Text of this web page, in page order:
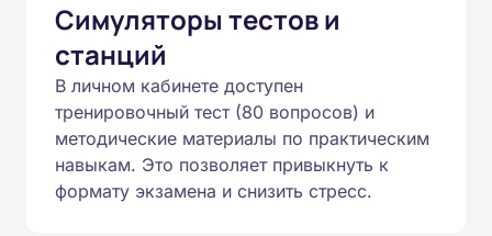
Симуляторы тестов и
станций
В личном кабинете доступен
тренировочный тест (80 вопросов) и
методические материалы по практическим
навыкам. Это позволяет привыкнуть к
формату экзамена и снизить стресс.